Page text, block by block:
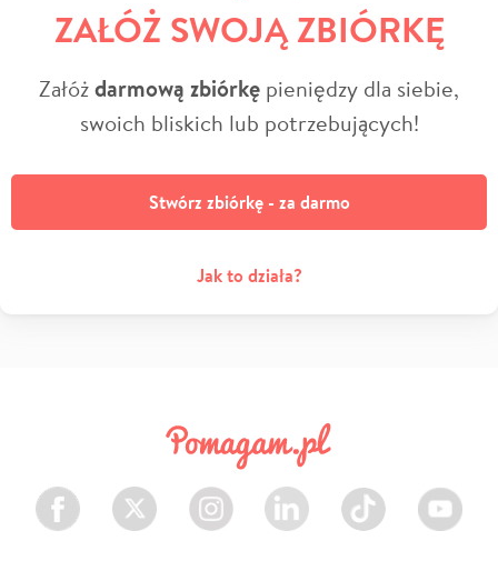
ZAŁÓŻ SWOJĄ ZBIÓRKĘ
Załóżdarmową zbiórkę pieniędzy dla siebie,
swoich bliskich lub potrzebujących!
Stwórz zbiórkę - za darmo
Jak to działa?
Facebook Twitter Instagram LinkedIn TikTok Youtube